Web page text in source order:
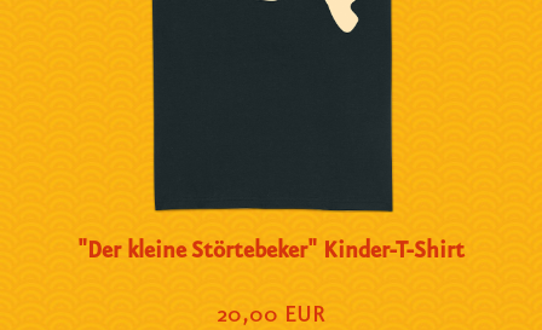
"Der kleine Störtebeker" Kinder-T-Shirt
20,00 EUR